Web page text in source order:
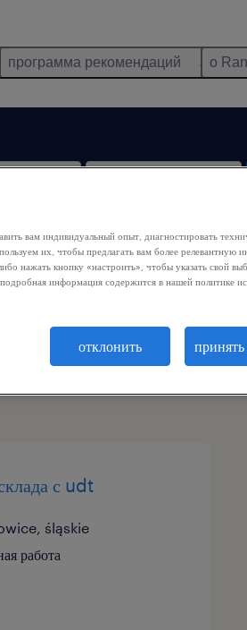
программа рекомендаций о
с udt
śląskie
работа
вам индивидуальный опыт, диагностировать
их, чтобы предлагать вам более релевантную
нажать кнопку «настроить», чтобы указать свой
информация содержится в нашей политике
отклонить